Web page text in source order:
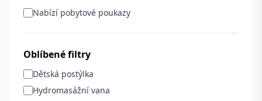
Nabízí pobytové poukazy
Oblíbené filtry
Dětská postýlka
Hydromasážní vana